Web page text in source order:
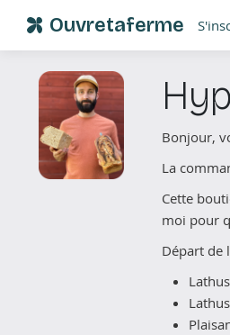
Ouvretaferme
Bonjour,
La
Cette
moi pour
Départ de